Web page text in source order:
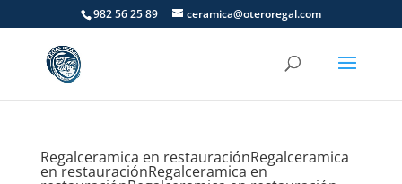
982 56 25 89 ceramica@oteroregal.com
Regalceramica en restauraciónRegalceramica
en restauraciónRegalceramica en